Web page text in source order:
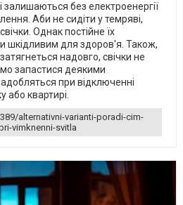
залишаються без електроенергії
Аби не сидіти у темряві,
Однак постійне їх
шкідливим для здоров'я. Також,
надовго, свічки не
запастися деякими
при відключенні
або квартирі.
alternativni-varianti-poradi-cim-
vimknenni-svitla